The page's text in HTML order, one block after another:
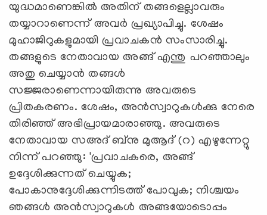
യുദ്ധമാണെങ്കില്‍ അതിന് തങ്ങളെല്ലാവരും
തയ്യാറാണെന്ന് അവര്‍ പ്രഖ്യാപിച്ചു. ശേഷം
മുഹാജിറുകളുമായി പ്രവാചകന്‍ സംസാരിച്ചു.
തങ്ങളുടെ നേതാവായ അങ്ങ് എന്തു പറഞ്ഞാലും
അതു ചെയ്യാന്‍ തങ്ങള്‍
സജ്ജരാണെന്നായിരുന്നു അവരുടെ
പ്രിതകരണം. ശേഷം, അന്‍സ്വാറുകള്‍ക്കു നേരെ
തിരിഞ്ഞ് അഭിപ്രായമാരാഞ്ഞു. അവരുടെ
നേതാവായ സഅദ് ബ്‌നു മുആദ് (റ) എഴുന്നേറ്റു
നിന്ന് പറഞ്ഞു: 'പ്രവാചകരെ, അങ്ങ്
ഉദ്ദേശിക്കുന്നത് ചെയ്യുക;
പോകാനുദ്ദേശിക്കുന്നിടത്ത് പോവുക; നിശ്ചയം
ഞങ്ങള്‍ അന്‍സ്വാറുകള്‍ അങ്ങയോടൊപ്പം